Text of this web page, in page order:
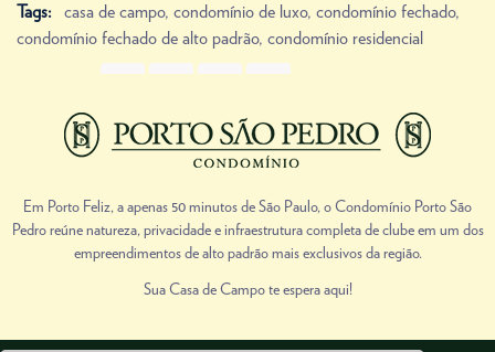
Tags: casa de campo, condomínio de luxo, condomínio fechado,
condomínio fechado de alto padrão, condomínio residencial
Em Porto Feliz, a apenas 50 minutos de São Paulo, o Condomínio Porto São
Pedro reúne natureza, privacidade e infraestrutura completa de clube em um dos
empreendimentos de alto padrão mais exclusivos da região.
Sua Casa de Campo te espera aqui!